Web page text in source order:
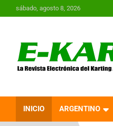
al
sábado, agosto 8, 2026
Revista
INICIO ARGENTINO